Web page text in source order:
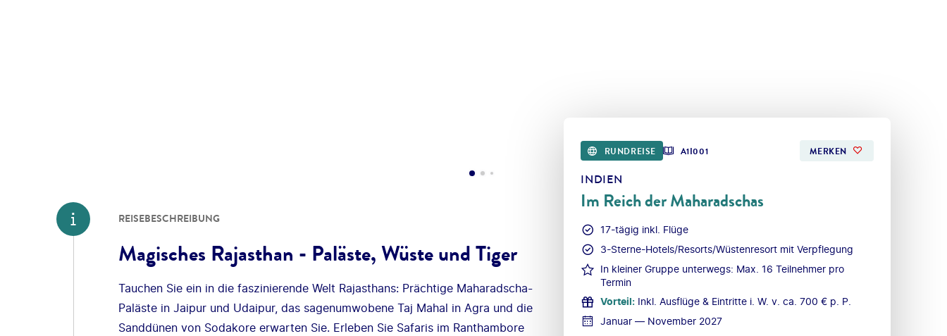
RUNDREISE A1I001 MERKEN
INDIEN
Im Reich der Maharadschas
17-tägig inkl. Flüge
3-Sterne-Hotels/Resorts/Wüstenresort mit Verpflegung
In kleiner Gruppe unterwegs: Max. 16 Teilnehmer pro
Termin
Vorteil: Inkl. Ausflüge & Eintritte i. W. v. ca. 700 € p. P.
Januar — November 2027
REISEBESCHREIBUNG
Magisches Rajasthan - Paläste, Wüste und Tiger
Tauchen Sie ein in die faszinierende Welt Rajasthans: Prächtige Maharadscha-
Paläste in Jaipur und Udaipur, das sagenumwobene Taj Mahal in Agra und die
Sanddünen von Sodakore erwarten Sie. Erleben Sie Safaris im Ranthambore